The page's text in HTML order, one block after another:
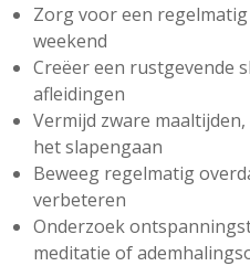
Zorg voor een
weekend
Creëer een rustgevende
afleidingen
Vermijd zware
het slapengaan
Beweeg regelmatig
verbeteren
Onderzoek
meditatie of